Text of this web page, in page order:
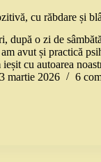
cu răbdare și
după o zi de
avut și practică
ieșit cu autoarea
martie 2026 6